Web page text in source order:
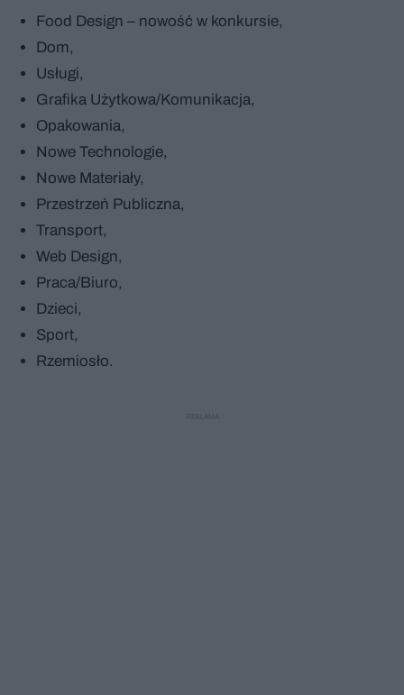
Food Design – nowość w konkursie,
Dom,
Usługi,
Grafika Użytkowa/Komunikacja,
Opakowania,
Nowe Technologie,
Nowe Materiały,
Przestrzeń Publiczna,
Transport,
Web Design,
Praca/Biuro,
Dzieci,
Sport,
Rzemiosło.